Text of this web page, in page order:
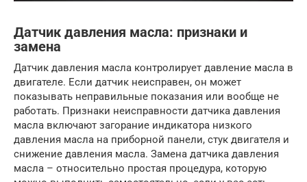
Датчик давления масла: признаки и
замена
Датчик давления масла контролирует давление масла в
двигателе. Если датчик неисправен, он может
показывать неправильные показания или вообще не
работать. Признаки неисправности датчика давления
масла включают загорание индикатора низкого
давления масла на приборной панели, стук двигателя и
снижение давления масла. Замена датчика давления
масла – относительно простая процедура, которую